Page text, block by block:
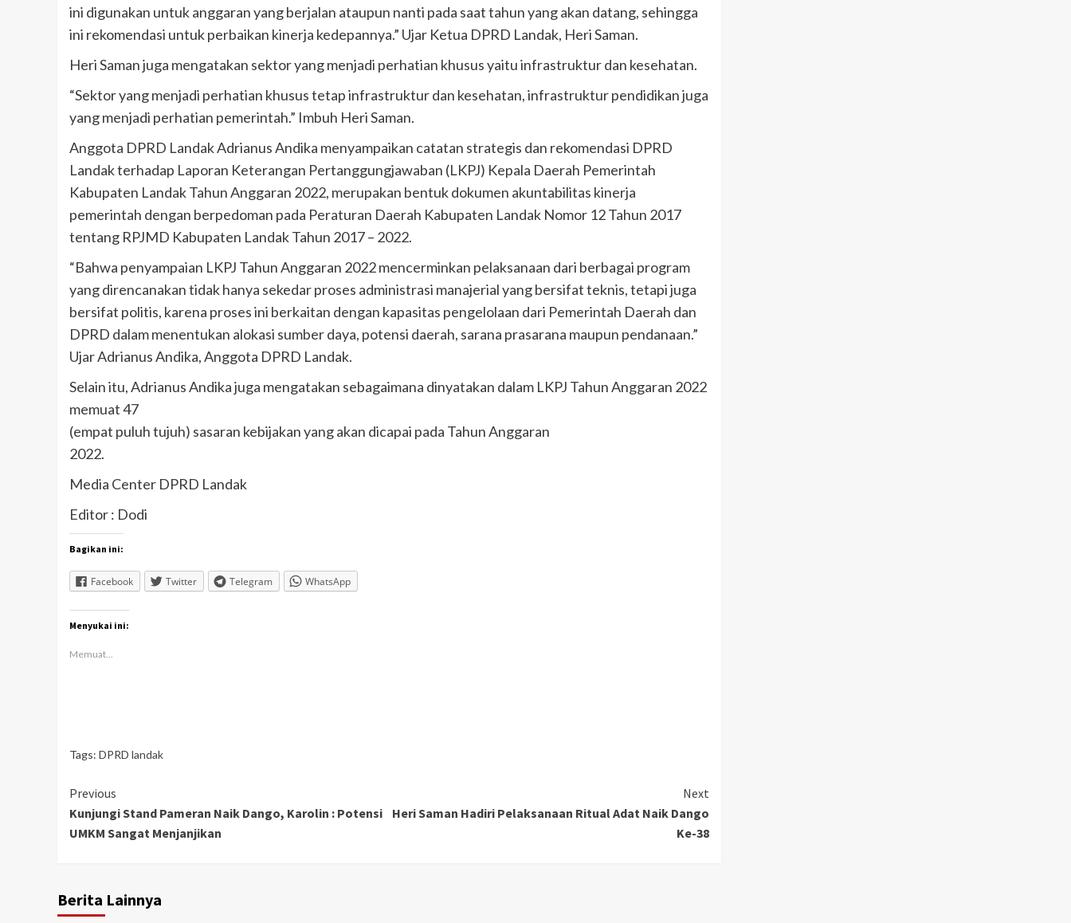
ini digunakan untuk anggaran yang berjalan ataupun nanti pada saat tahun yang akan datang, sehingga
ini rekomendasi untuk perbaikan kinerja kedepannya.” Ujar Ketua DPRD Landak, Heri Saman.
Heri Saman juga mengatakan sektor yang menjadi perhatian khusus yaitu infrastruktur dan kesehatan.
“Sektor yang menjadi perhatian khusus tetap infrastruktur dan kesehatan, infrastruktur pendidikan juga
yang menjadi perhatian pemerintah.” Imbuh Heri Saman.
Anggota DPRD Landak Adrianus Andika menyampaikan catatan strategis dan rekomendasi DPRD
Landak terhadap Laporan Keterangan Pertanggungjawaban (LKPJ) Kepala Daerah Pemerintah
Kabupaten Landak Tahun Anggaran 2022, merupakan bentuk dokumen akuntabilitas kinerja
pemerintah dengan berpedoman pada Peraturan Daerah Kabupaten Landak Nomor 12 Tahun 2017
tentang RPJMD Kabupaten Landak Tahun 2017 – 2022.
“Bahwa penyampaian LKPJ Tahun Anggaran 2022 mencerminkan pelaksanaan dari berbagai program
yang direncanakan tidak hanya sekedar proses administrasi manajerial yang bersifat teknis, tetapi juga
bersifat politis, karena proses ini berkaitan dengan kapasitas pengelolaan dari Pemerintah Daerah dan
DPRD dalam menentukan alokasi sumber daya, potensi daerah, sarana prasarana maupun pendanaan.”
Ujar Adrianus Andika, Anggota DPRD Landak.
Selain itu, Adrianus Andika juga mengatakan sebagaimana dinyatakan dalam LKPJ Tahun Anggaran 2022
memuat 47
(empat puluh tujuh) sasaran kebijakan yang akan dicapai pada Tahun Anggaran
2022.
Media Center DPRD Landak
Editor : Dodi
Bagikan ini:
Facebook Twitter Telegram WhatsApp
Menyukai ini:
Memuat...
Tags: DPRD landak
Continue
Reading
Previous
Kunjungi Stand Pameran Naik Dango, Karolin : Potensi
UMKM Sangat Menjanjikan
Next
Heri Saman Hadiri Pelaksanaan Ritual Adat Naik Dango
Ke-38
Berita Lainnya